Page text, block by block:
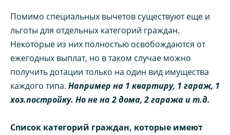
Помимо специальных вычетов существуют еще и
льготы для отдельных категорий граждан.
Некоторые из них полностью освобождаются от
ежегодных выплат, но в таком случае можно
получить дотации только на один вид имущества
каждого типа. Например на 1 квартиру, 1 гараж, 1
хоз.постройку. Но не на 2 дома, 2 гаража и т.д.
Список категорий граждан, которые имеют